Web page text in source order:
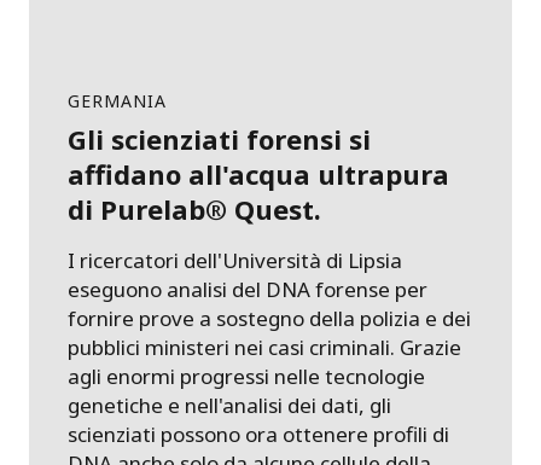
GERMANIA
Gli scienziati forensi si
affidano all'acqua ultrapura
di Purelab® Quest.
I ricercatori dell'Università di Lipsia
eseguono analisi del DNA forense per
fornire prove a sostegno della polizia e dei
pubblici ministeri nei casi criminali. Grazie
agli enormi progressi nelle tecnologie
genetiche e nell'analisi dei dati, gli
scienziati possono ora ottenere profili di